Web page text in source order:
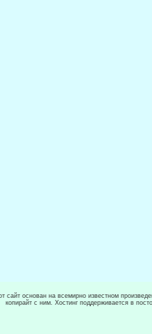
сайт основан на всемирно известном
копирайт с ним. Хостинг поддерживается в